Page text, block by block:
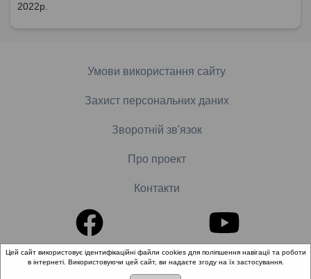
2022р.
Умови використання сайту
Захист персональних даних
Зворотній зв'язок
Про проект
Контакти
© 2018-2026 «Школа доказової медицини». Всі права
Цей сайт використовує ідентифікаційні файли cookies для поліпшення навігації та роботи
в інтернеті. Використовуючи цей сайт, ви надаєте згоду на їх застосування.